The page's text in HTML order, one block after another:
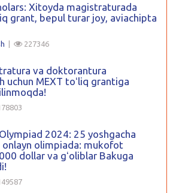
Xitoyda magistraturada
grant, bepul turar joy, aviachipta
| 227346
va doktorantura
uchun MEXT toʻliq grantiga
2024: 25 yoshgacha
onlayn olimpiada: mukofot
dollar va gʻoliblar Bakuga